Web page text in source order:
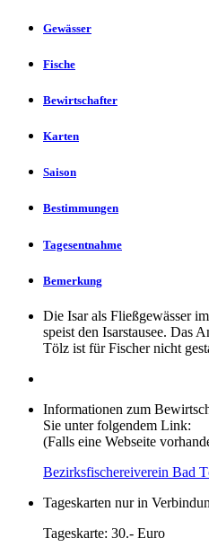
Gewässer
Fische
Bewirtschafter
Karten
Saison
Bestimmungen
Tagesentnahme
Bemerkung
Die Isar als Fließgewässer
speist den Isarstausee. Das
Tölz ist für Fischer nicht
Informationen zum
Sie unter folgendem Link:
(Falls eine Webseite
Bezirksfischereiverein Bad
Tageskarten nur in
Tageskarte: 30.- Euro